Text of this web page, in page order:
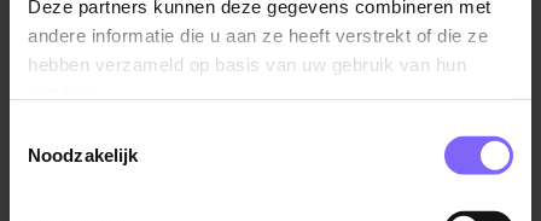
Deze partners kunnen deze gegevens combineren met
andere informatie die u aan ze heeft verstrekt of die ze
hebben verzameld op basis van uw gebruik van hun
Noodzakelijk
Is je interesse gewekt en voldoe je aan het profiel?
Dan ontvangen we graag je cv en motivatie voor deze
vacature! Acquisitie naar aanleiding van deze vacature
Omtrent het Gedrag (VOG) is vereist voor deze
functie. De VOG moet worden aangevraagd en
Venray
Servicemonteur CNC